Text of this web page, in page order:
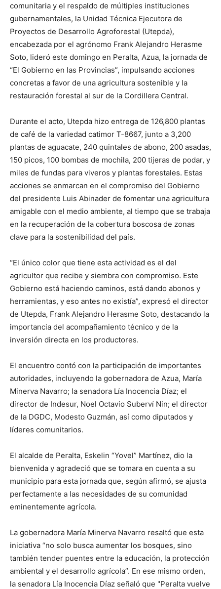
comunitaria y el respaldo de múltiples instituciones
gubernamentales, la Unidad Técnica Ejecutora de
Proyectos de Desarrollo Agroforestal (Utepda),
encabezada por el agrónomo Frank Alejandro Herasme
Soto, lideró este domingo en Peralta, Azua, la jornada de
“El Gobierno en las Provincias”, impulsando acciones
concretas a favor de una agricultura sostenible y la
restauración forestal al sur de la Cordillera Central.
Durante el acto, Utepda hizo entrega de 126,800 plantas
de café de la variedad catimor T-8667, junto a 3,200
plantas de aguacate, 240 quintales de abono, 200 asadas,
150 picos, 100 bombas de mochila, 200 tijeras de podar, y
miles de fundas para viveros y plantas forestales. Estas
acciones se enmarcan en el compromiso del Gobierno
del presidente Luis Abinader de fomentar una agricultura
amigable con el medio ambiente, al tiempo que se trabaja
en la recuperación de la cobertura boscosa de zonas
clave para la sostenibilidad del país.
“El único color que tiene esta actividad es el del
agricultor que recibe y siembra con compromiso. Este
Gobierno está haciendo caminos, está dando abonos y
herramientas, y eso antes no existía”, expresó el director
de Utepda, Frank Alejandro Herasme Soto, destacando la
importancia del acompañamiento técnico y de la
inversión directa en los productores.
El encuentro contó con la participación de importantes
autoridades, incluyendo la gobernadora de Azua, María
Minerva Navarro; la senadora Lía Inocencia Díaz; el
director de Indesur, Noel Octavio Suberví Nin; el director
de la DGDC, Modesto Guzmán, así como diputados y
líderes comunitarios.
El alcalde de Peralta, Eskelin “Yovel” Martínez, dio la
bienvenida y agradeció que se tomara en cuenta a su
municipio para esta jornada que, según afirmó, se ajusta
perfectamente a las necesidades de su comunidad
eminentemente agrícola.
La gobernadora María Minerva Navarro resaltó que esta
iniciativa “no solo busca aumentar los bosques, sino
también tender puentes entre la educación, la protección
ambiental y el desarrollo agrícola”. En ese mismo orden,
la senadora Lía Inocencia Díaz señaló que "Peralta vuelve